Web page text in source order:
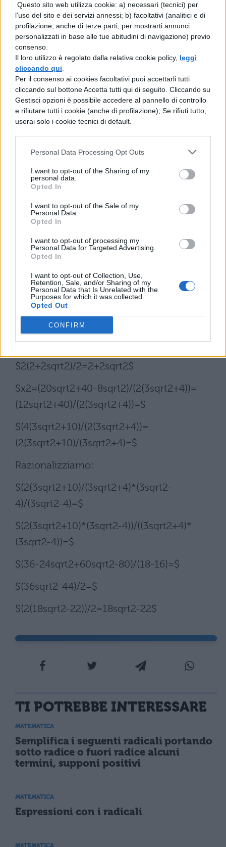
Questo sito web utilizza cookie: a) necessari (tecnici) per
l'uso del sito e dei servizi annessi; b) facoltativi (analitici e di
profilazione, anche di terze parti, per mostrarti annunci
personalizzati in base alle tue abitudini di navigazione) previo
consenso.
Il loro utilizzo è regolato dalla relativa cookie policy, leggi
cliccando qui
Per il consenso ai cookies facoltativi puoi accettarli tutti
cliccando sul bottone Accetta tutti qui di seguito. Cliccando su
Gestisci opzioni è possibile accedere al pannello di controllo
e rifiutare tutti i cookie (anche di profilazione); Se rifiuti tutto,
userai solo i cookie tecnici di default.
Personal Data Processing Opt Outs
I want to opt-out of the Sharing of my
personal data.
Opted In
I want to opt-out of the Sale of my
Personal Data.
Opted In
I want to opt-out of processing my
Personal Data for Targeted Advertising.
Opted In
I want to opt-out of Collection, Use,
Retention, Sale, and/or Sharing of my
Personal Data that Is Unrelated with the
Purposes for which it was collected.
Opted Out
CONFIRM
$x=
(20sqrt2+40)pmsqrt(128)/(2(3sqrt2+4))=$
128 si può scomporre come $2^6*2$,
quindi come $8^2*2$.
Possiamo trasportare fuori radice 8.
$x=(20sqrt2+40)pm8sqrt2/(2(3sqrt2+4))=$
$(4(7sqrt2+10))/(2(3sqrt2+4))=
(2(7sqrt2+10))/(3sqrt2+4)$
Razionalizziamo:
$(2(7sqrt2+10))/(3sqrt2+4)*(3sqrt2-
4)/(3sqrt2-4)=$
$(2(7sqrt2+10)*(3sqrt2-4))/((3sqrt2+4)*
(3sqrt2-4))=$
$(84+60sqrt2-80-56sqrt2)/(18-16)=$
$(4+4sqrt2)/2=$
$2(2+2sqrt2)/2=2+2sqrt2$
$x2=(20sqrt2+40-8sqrt2)/(2(3sqrt2+4))=
(12sqrt2+40)/(2(3sqrt2+4))=$
$(4(3sqrt2+10)/(2(3sqrt2+4))=
(2(3sqrt2+10)/(3sqrt2+4)=$
Razionalizziamo:
$(2(3sqrt2+10)/(3sqrt2+4)*(3sqrt2-
4)/(3sqrt2-4)=$
$(2(3sqrt2+10)*(3sqrt2-4))/((3sqrt2+4)*
(3sqrt2-4))=$
$(36-24sqrt2+60sqrt2-80)/(18-16)=$
$(36sqrt2-44)/2=$
$(2(18sqrt2-22))/2=18sqrt2-22$
TI POTREBBE INTERESSARE
MATEMATICA
Semplifica i seguenti radicali portando
sotto radice o fuori radice alcuni
termini, supponi positivi
MATEMATICA
Espressioni con i radicali